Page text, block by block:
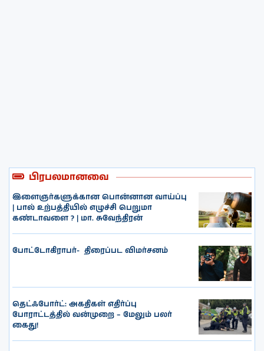
பிரபலமானவை
இளைஞர்களுக்கான பொன்னான வாய்ப்பு
| பால் உற்பத்தியில் எழுச்சி பெறுமா
கண்டாவளை ? | மா. சுவேந்திரன்
போட்டோகிராபர்- ‌ திரைப்பட விமர்சனம்
தெட்ஃபோர்ட்: அகதிகள் எதிர்ப்பு
போராட்டத்தில் வன்முறை – மேலும் பலர்
கைது!